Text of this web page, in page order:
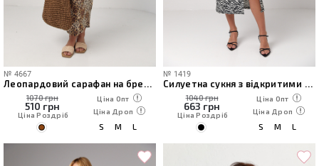
№ 4667
Леопардовий сарафан на бретелях-резинках
1070 грн
510 грн
Ціна Роздріб
Ціна Опт
Ціна Дроп
S M L
№ 1419
Силуетна сукня з відкритими плечима з візерунком під зебру
1040 грн
663 грн
Ціна Роздріб
Ціна Опт
Ціна Дроп
S M L